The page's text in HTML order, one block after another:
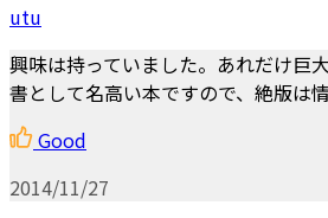
utu
興味は持っていました。あれだけ巨
書として名高い本ですので、絶版は
Good
2014/11/27